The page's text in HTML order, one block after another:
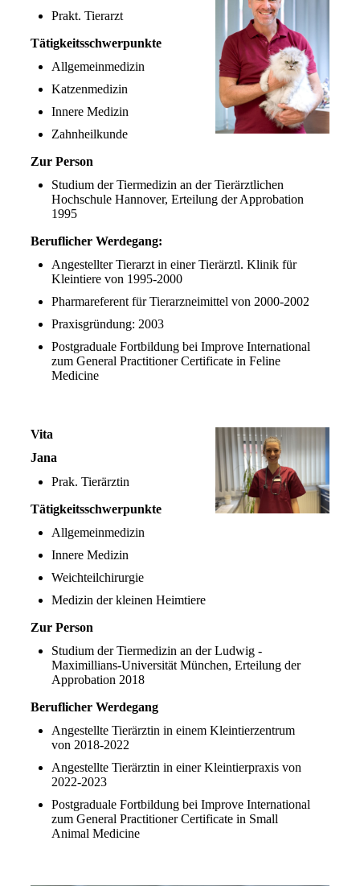
Prakt. Tierarzt
Tätigkeitsschwerpunkte
Allgemeinmedizin
Katzenmedizin
Innere Medizin
Zahnheilkunde
Zur Person
Studium der Tiermedizin an der Tierärztlichen
Hochschule Hannover, Erteilung der Approbation
1995
Beruflicher Werdegang:
Angestellter Tierarzt in einer Tierärztl. Klinik für
Kleintiere von 1995-2000
Pharmareferent für Tierarzneimittel von 2000-2002
Praxisgründung: 2003
Postgraduale Fortbildung bei Improve International
zum General Practitioner Certificate in Feline
Medicine
Vita
Jana
Prak. Tierärztin
Tätigkeitsschwerpunkte
Allgemeinmedizin
Innere Medizin
Weichteilchirurgie
Medizin der kleinen Heimtiere
Zur Person
Studium der Tiermedizin an der Ludwig -
Maximillians-Universität München, Erteilung der
Approbation 2018
Beruflicher Werdegang
Angestellte Tierärztin in einem Kleintierzentrum
von 2018-2022
Angestellte Tierärztin in einer Kleintierpraxis von
2022-2023
Postgraduale Fortbildung bei Improve International
zum General Practitioner Certificate in Small
Animal Medicine